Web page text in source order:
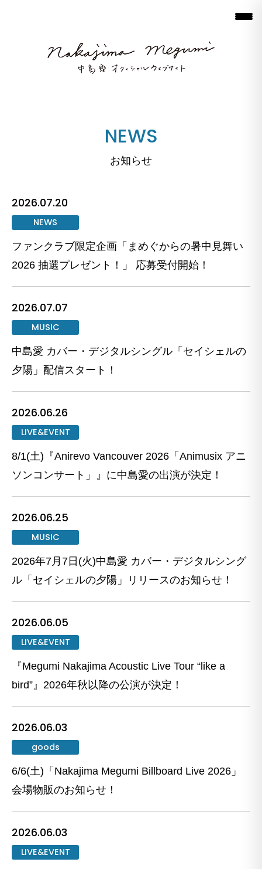
NEWS
お知らせ
2026.07.20
NEWS
ファンクラブ限定企画「まめぐからの暑中見舞い
2026 抽選プレゼント！」 応募受付開始！
2026.07.07
MUSIC
中島愛 カバー・デジタルシングル「セイシェルの
夕陽」配信スタート！
2026.06.26
LIVE&EVENT
8/1(土)『Anirevo Vancouver 2026「Animusix アニ
ソンコンサート」』に中島愛の出演が決定！
2026.06.25
MUSIC
2026年7月7日(火)中島愛 カバー・デジタルシング
ル「セイシェルの夕陽」リリースのお知らせ！
2026.06.05
LIVE&EVENT
『Megumi Nakajima Acoustic Live Tour “like a
bird”』2026年秋以降の公演が決定！
2026.06.03
goods
6/6(土)「Nakajima Megumi Billboard Live 2026」
会場物販のお知らせ！
2026.06.03
LIVE&EVENT